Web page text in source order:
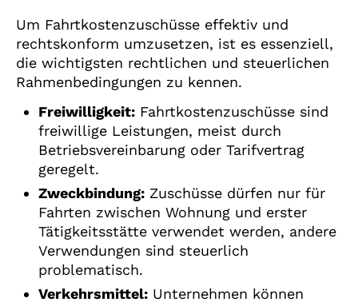
Um Fahrtkostenzuschüsse effektiv und
rechtskonform umzusetzen, ist es essenziell,
die wichtigsten rechtlichen und steuerlichen
Rahmenbedingungen zu kennen.
Freiwilligkeit: Fahrtkostenzuschüsse sind
freiwillige Leistungen, meist durch
Betriebsvereinbarung oder Tarifvertrag
geregelt.
Zweckbindung: Zuschüsse dürfen nur für
Fahrten zwischen Wohnung und erster
Tätigkeitsstätte verwendet werden, andere
Verwendungen sind steuerlich
problematisch.
Verkehrsmittel: Unternehmen können